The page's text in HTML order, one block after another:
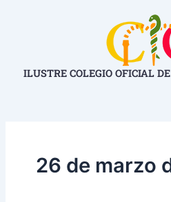
ILUSTRE COLEGIO OFICIAL
26 de marzo